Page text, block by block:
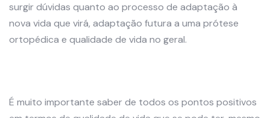
surgir dúvidas quanto ao processo de adaptação à
nova vida que virá, adaptação futura a uma prótese
ortopédica e qualidade de vida no geral.
É muito importante saber de todos os pontos positivos